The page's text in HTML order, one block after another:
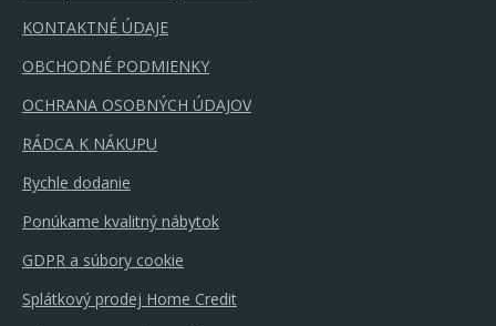
KONTAKTNÉ ÚDAJE
OBCHODNÉ PODMIENKY
OCHRANA OSOBNÝCH ÚDAJOV
RÁDCA K NÁKUPU
Rychle dodanie
Ponúkame kvalitný nábytok
GDPR a súbory cookie
Splátkový prodej Home Credit